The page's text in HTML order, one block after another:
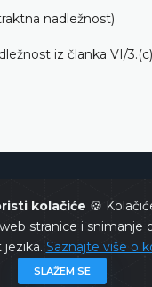
kolačiće 🍪
stranice i snimanje
Saznajte više o
SLAŽEM SE
nadležnost)
iz članka VI/
Ustavni sud BiH